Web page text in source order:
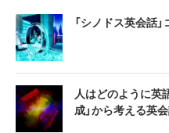
「シノドス英会話
人はどのように
成」から考える英